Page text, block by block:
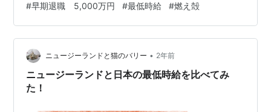
は通常の退職金に上乗せしてのことやからね。 そう考え
るといよいよ凄い。 大企業やから今までの福利厚生や給
与もきっと素晴らしいやろうし。 ・・・・ 5,000万円貰
える人生と一体何処でこれほど人生に差が付いたの
か・・・・、 明日はまた倉庫番。 寒い中、 叱られて…
#早期退職 5,000万円 #最低時給 #燃え殻
ニュージーランドと猫のバリー • 2年前
ニュージーランドと日本の最低時給を比べてみ
た！